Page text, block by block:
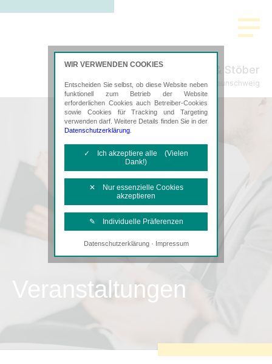
Tischer & Stöber
Steuerberatung in Braunschweig
Veranstaltungen
WIR VERWENDEN COOKIES
Entscheiden Sie selbst, ob diese Website neben
funktionell zum Betrieb der Website
erforderlichen Cookies auch Betreiber-Cookies
sowie Cookies für Tracking und Targeting
verwenden darf. Weitere Details finden Sie in der
Datenschutzerklärung
✓ Ich akzeptiere alle (Vielen
Dank!)
✕ Nur essenzielle Cookies
akzeptieren
✎ Individuelle Präferenzen
Notwendige Cookies
Diese Cookies sind erforderlich, um die
Tracking- und Targeting-Cookies
Angebotes einschließlich der
Datenschutzerklärung· Impressum